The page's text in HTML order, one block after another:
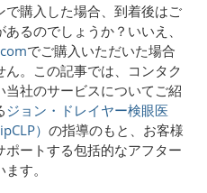
で購入した場合、到着後はご
るのでしょうか？いいえ、
でご購入いただいた場合
。この記事では、コンタク
当社のサービスについてご紹
ジョン・ドレイヤー検眼医
） の指導のもと、お客様
ートする包括的なアフター
す。